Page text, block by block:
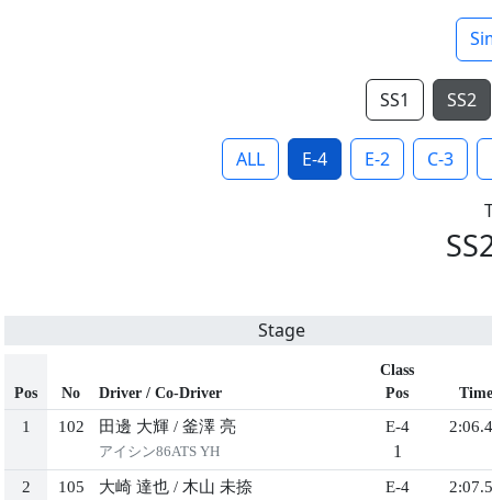
SS1 SS2
ALL E-4 E-2 C-3
Stage
Pos No Driver / Co-Driver
Class
Pos
Time
1 102 田邊 大輝 / 釜澤 亮
アイシン86ATS YH
E-4
1
2:06.4
2 105 大崎 達也 / 木山 未捺 E-4 2:07.5